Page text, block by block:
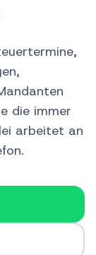
die immer
arbeitet an